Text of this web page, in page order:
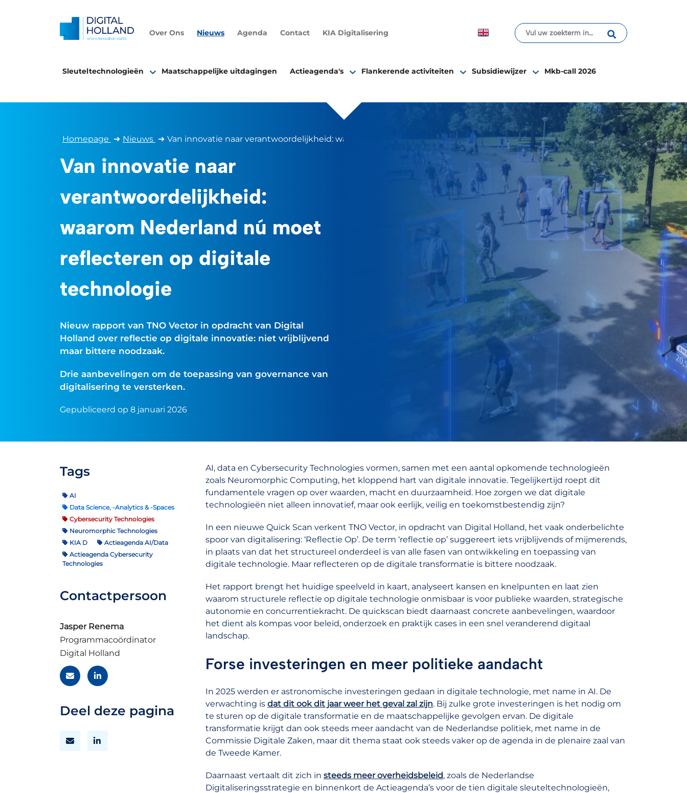
Over Ons Nieuws Agenda Contact KIA Digitalisering
Sleuteltechnologieën Maatschappelijke uitdagingen Actieagenda's Flankerende activiteiten Subsidiewijzer Mkb-call 2026
Homepage ➜ Nieuws ➜ Van innovatie naar verantwoordelijkheid: waarom Nederland nú moet reflecteren op digitale technologie
Van innovatie naar
verantwoordelijkheid:
waarom Nederland nú moet
reflecteren op digitale
technologie
Nieuw rapport van TNO Vector in opdracht van Digital
Holland over reflectie op digitale innovatie: niet vrijblijvend
maar bittere noodzaak.
Drie aanbevelingen om de toepassing van governance van
digitalisering te versterken.
Gepubliceerd op 8 januari 2026
Tags
AI
Data Science, -Analytics & -Spaces
Cybersecurity Technologies
Neuromorphic Technologies
KIA D
Actieagenda AI/Data
Actieagenda Cybersecurity
Technologies
Contactpersoon
Jasper Renema
Programmacoördinator
Digital Holland
Deel deze pagina
AI, data en Cybersecurity Technologies vormen, samen met een aantal opkomende technologieën
zoals Neuromorphic Computing, het kloppend hart van digitale innovatie. Tegelijkertijd roept dit
fundamentele vragen op over waarden, macht en duurzaamheid. Hoe zorgen we dat digitale
technologieën niet alleen innovatief, maar ook eerlijk, veilig en toekomstbestendig zijn?
In een nieuwe Quick Scan verkent TNO Vector, in opdracht van Digital Holland, het vaak onderbelichte
spoor van digitalisering: ‘Reflectie Op’. De term ‘reflectie op’ suggereert iets vrijblijvends of mijmerends,
in plaats van dat het structureel onderdeel is van alle fasen van ontwikkeling en toepassing van
digitale technologie. Maar reflecteren op de digitale transformatie is bittere noodzaak.
Het rapport brengt het huidige speelveld in kaart, analyseert kansen en knelpunten en laat zien
waarom structurele reflectie op digitale technologie onmisbaar is voor publieke waarden, strategische
autonomie en concurrentiekracht. De quickscan biedt daarnaast concrete aanbevelingen, waardoor
het dient als kompas voor beleid, onderzoek en praktijk cases in een snel veranderend digitaal
landschap.
Forse investeringen en meer politieke aandacht
In 2025 werden er astronomische investeringen gedaan in digitale technologie, met name in AI. De
verwachting is dat dit ook dit jaar weer het geval zal zijn. Bij zulke grote investeringen is het nodig om
te sturen op de digitale transformatie en de maatschappelijke gevolgen ervan. De digitale
transformatie krijgt dan ook steeds meer aandacht van de Nederlandse politiek, met name in de
Commissie Digitale Zaken, maar dit thema staat ook steeds vaker op de agenda in de plenaire zaal van
de Tweede Kamer.
Daarnaast vertaalt dit zich in steeds meer overheidsbeleid, zoals de Nederlandse
Digitaliseringsstrategie en binnenkort de Actieagenda’s voor de tien digitale sleuteltechnologieën,